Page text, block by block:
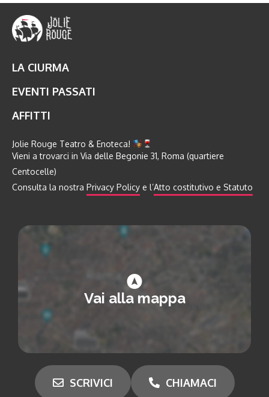
LA CIURMA
EVENTI PASSATI
AFFITTI
Jolie Rouge Teatro & Enoteca!
Vieni a trovarci in Via delle Begonie 31, Roma (quartiere
Centocelle)
Consulta la nostra Privacy Policy e l’Atto costitutivo e Statuto
Vai alla mappa
SCRIVICI CHIAMACI